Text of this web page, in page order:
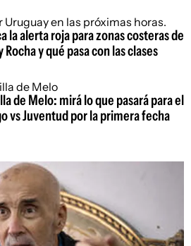
la alerta roja para zonas costeras de
y qué pasa con las clases
de Melo: mirá lo que pasará para el
vs Juventud por la primera fecha